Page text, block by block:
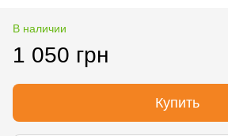
В наличии
1 050 грн
Купить